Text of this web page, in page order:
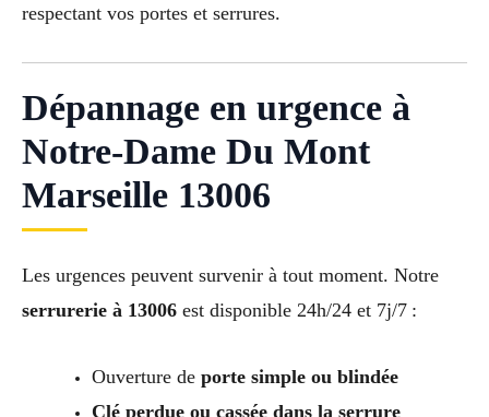
respectant vos portes et serrures.
Dépannage en urgence à
Notre-Dame Du Mont
Marseille 13006
Les urgences peuvent survenir à tout moment. Notre
serrurerie à 13006 est disponible 24h/24 et 7j/7 :
Ouverture de porte simple ou blindée
Clé perdue ou cassée dans la serrure